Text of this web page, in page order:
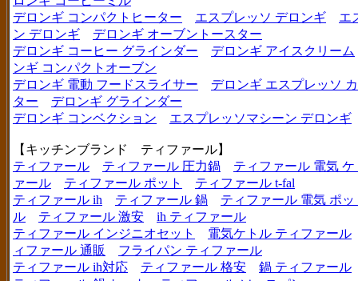
デロンギ コンパクトヒーター
エスプレッソ デロンギ
エ
ン デロンギ
デロンギ オーブントースター
デロンギ コーヒー グラインダー
デロンギ アイスクリーム
ンギ コンパクトオーブン
デロンギ 電動 フードスライサー
デロンギ エスプレッソ
ター
デロンギ グラインダー
デロンギ コンベクション
エスプレッソマシーン デロンギ
【キッチンブランド ティファール】
ティファール
ティファール 圧力鍋
ティファール 電気 ケ
ァール
ティファール ポット
ティファール t-fal
ティファール ih
ティファール 鍋
ティファール 電気 ポッ
ル
ティファール 激安
ih ティファール
ティファール インジニオセット
電気ケトル ティファール
ィファール 通販
フライパン ティファール
ティファール ih対応
ティファール 格安
鍋 ティファール